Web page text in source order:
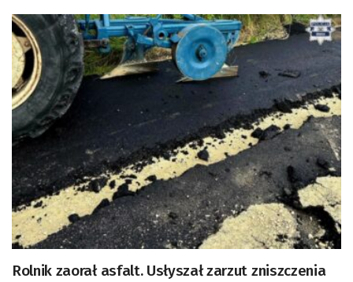
Rolnik zaorał asfalt. Usłyszał zarzut zniszczenia